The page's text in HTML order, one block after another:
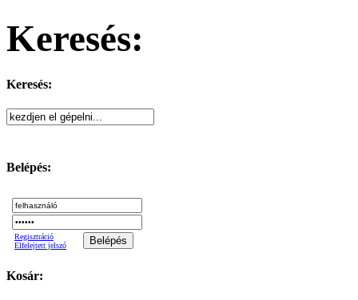
Keresés:
Keresés:
Belépés:
Regisztráció
Elfelejtett jelszó
Kosár: